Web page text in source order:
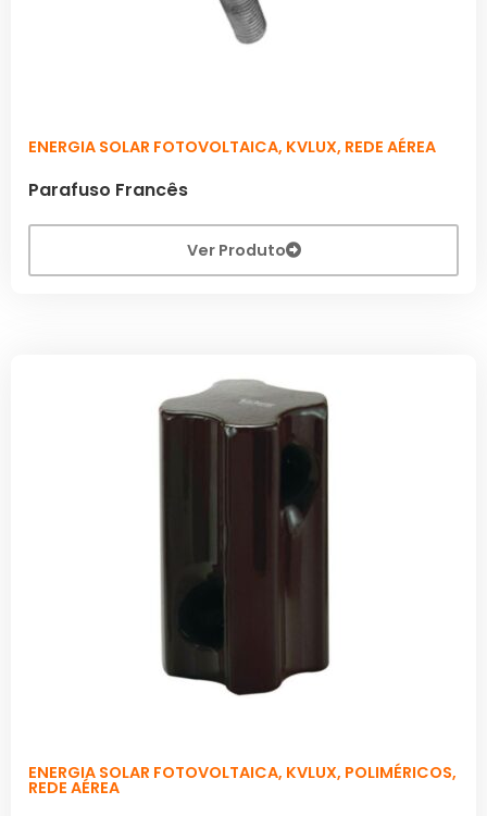
ENERGIA SOLAR FOTOVOLTAICA, KVLUX, REDE AÉREA
Parafuso Francês
Ver Produto
ENERGIA SOLAR FOTOVOLTAICA, KVLUX, POLIMÉRICOS,
REDE AÉREA